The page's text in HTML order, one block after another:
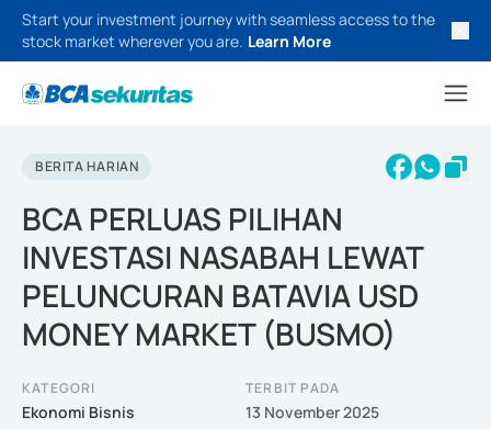
Start your investment journey with seamless access to the
stock market wherever you are. Learn More
BERITA HARIAN
BCA PERLUAS PILIHAN
INVESTASI NASABAH LEWAT
PELUNCURAN BATAVIA USD
MONEY MARKET (BUSMO)
KATEGORI
Ekonomi Bisnis
TERBIT PADA
13 November 2025